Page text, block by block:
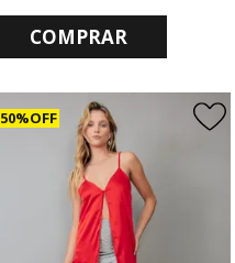
COMPRAR
50% OFF